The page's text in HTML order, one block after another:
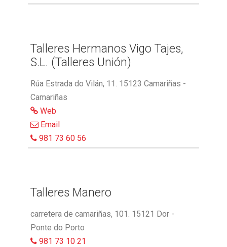
Talleres Hermanos Vigo Tajes,
S.L. (Talleres Unión)
Rúa Estrada do Vilán, 11. 15123 Camariñas -
Camariñas
Web
Email
981 73 60 56
Talleres Manero
carretera de camariñas, 101. 15121 Dor -
Ponte do Porto
981 73 10 21